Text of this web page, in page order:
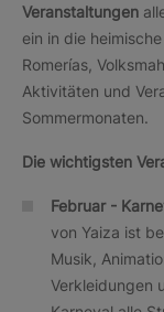
Veranstaltungen
ein in die
Romerías,
Aktivitäten und
Sommermonaten.
Die wichtigsten
Februar -
von Yaiza ist
Musik,
Verkleidungen